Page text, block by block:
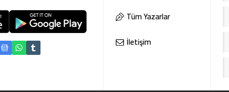
Tüm Yazarlar
İletişim